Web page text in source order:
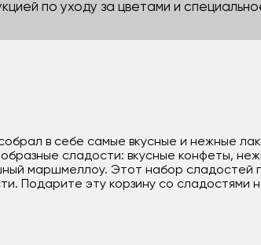
по уходу за цветами и
в себе самые вкусные и нежные
сладости: вкусные конфеты,
маршмеллоу. Этот набор сладостей
Подарите эту корзину со сладостями